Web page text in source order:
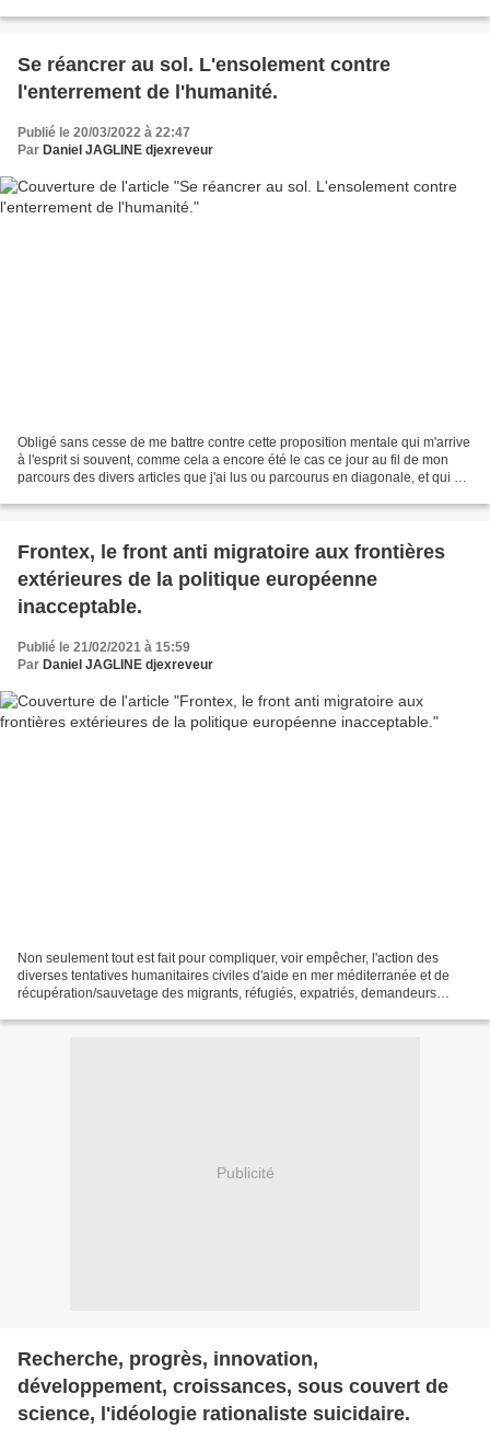
Se réancrer au sol. L'ensolement contre
l'enterrement de l'humanité.
Publié le 20/03/2022 à 22:47
Par Daniel JAGLINE djexreveur
Obligé sans cesse de me battre contre cette proposition mentale qui m'arrive
à l'esprit si souvent, comme cela a encore été le cas ce jour au fil de mon
parcours des divers articles que j'ai lus ou parcourus en diagonale, et qui me
Frontex, le front anti migratoire aux frontières
extérieures de la politique européenne
inacceptable.
Publié le 21/02/2021 à 15:59
Par Daniel JAGLINE djexreveur
Non seulement tout est fait pour compliquer, voir empêcher, l'action des
diverses tentatives humanitaires civiles d'aide en mer méditerranée et de
récupération/sauvetage des migrants, réfugiés, expatriés, demandeurs
Publicité
Recherche, progrès, innovation,
développement, croissances, sous couvert de
science, l'idéologie rationaliste suicidaire.